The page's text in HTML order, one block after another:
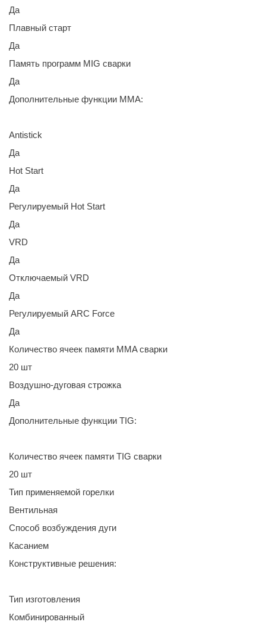
Да
Плавный старт
Да
Память программ MIG сварки
Да
Дополнительные функции MMA:
Antistick
Да
Hot Start
Да
Регулируемый Hot Start
Да
VRD
Да
Отключаемый VRD
Да
Регулируемый ARC Force
Да
Количество ячеек памяти MMA сварки
20 шт
Воздушно-дуговая строжка
Да
Дополнительные функции TIG:
Количество ячеек памяти TIG сварки
20 шт
Тип применяемой горелки
Вентильная
Способ возбуждения дуги
Касанием
Конструктивные решения:
Тип изготовления
Комбинированный